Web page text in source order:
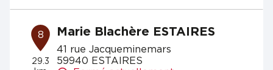
8
29.3
Marie Blachère ESTAIRES
41 rue Jacqueminemars
59940 ESTAIRES